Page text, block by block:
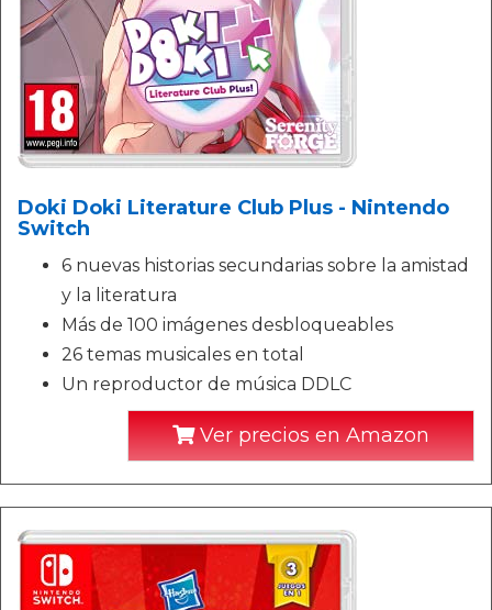
Doki Doki Literature Club Plus - Nintendo
Switch
6 nuevas historias secundarias sobre la amistad
y la literatura
Más de 100 imágenes desbloqueables
26 temas musicales en total
Un reproductor de música DDLC
Ver precios en Amazon